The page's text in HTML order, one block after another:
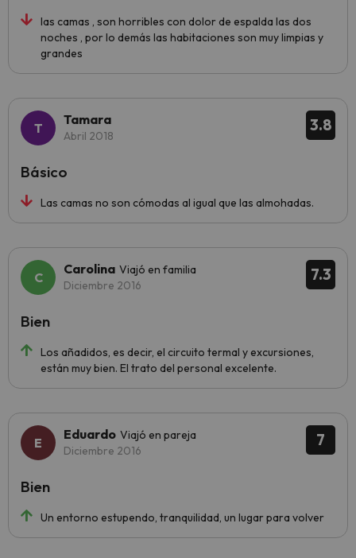
las camas , son horribles con dolor de espalda las dos
noches , por lo demás las habitaciones son muy limpias y
grandes
3.8
Tamara
Abril 2018
Las camas no son cómodas al igual que las almohadas.
Básico
7.3
Carolina Viajó en familia
Diciembre 2016
Los añadidos, es decir, el circuito termal y excursiones,
están muy bien. El trato del personal excelente.
Bien
7
Eduardo Viajó en pareja
Diciembre 2016
Un entorno estupendo, tranquilidad, un lugar para volver
Bien